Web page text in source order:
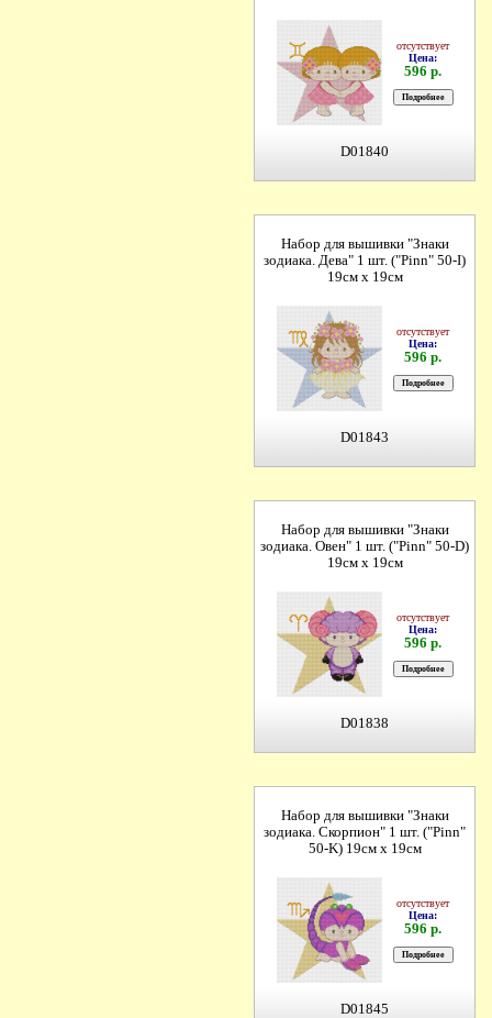
отсутствует
Цена:
596 р.
D01840
Набор для вышивки "Знаки
зодиака. Дева" 1 шт. ("Pinn" 50-I)
19см х 19см
отсутствует
Цена:
596 р.
D01843
Набор для вышивки "Знаки
зодиака. Овен" 1 шт. ("Pinn" 50-D)
19см х 19см
отсутствует
Цена:
596 р.
D01838
Набор для вышивки "Знаки
зодиака. Скорпион" 1 шт. ("Pinn"
50-K) 19см х 19см
отсутствует
Цена:
596 р.
D01845